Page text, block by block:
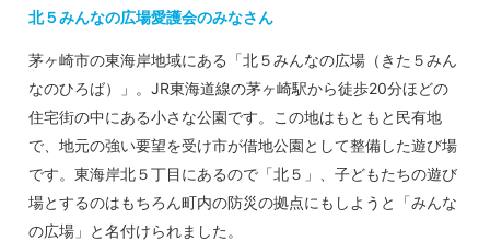
北５みんなの広場愛護会のみなさん
茅ヶ崎市の東海岸地域にある「北５みんなの広場（きた５みん
なのひろば）」。JR東海道線の茅ヶ崎駅から徒歩20分ほどの
住宅街の中にある小さな公園です。この地はもともと民有地
で、地元の強い要望を受け市が借地公園として整備した遊び場
です。東海岸北５丁目にあるので「北５」、子どもたちの遊び
場とするのはもちろん町内の防災の拠点にもしようと「みんな
の広場」と名付けられました。